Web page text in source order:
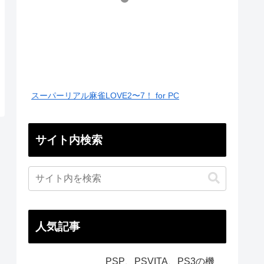
スーパーリアル麻雀LOVE2〜7！ for PC
サイト内検索
人気記事
PSP、PSVITA、PS3の機